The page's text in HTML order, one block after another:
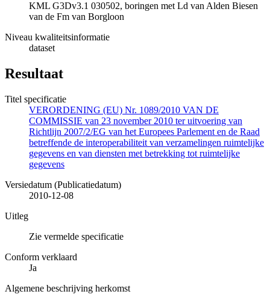
KML G3Dv3.1 030502, boringen met Ld van Alden Biesen
van de Fm van Borgloon
Niveau kwaliteitsinformatie
dataset
Resultaat
Titel specificatie
VERORDENING (EU) Nr. 1089/2010 VAN DE
COMMISSIE van 23 november 2010 ter uitvoering van
Richtlijn 2007/2/EG van het Europees Parlement en de Raad
betreffende de interoperabiliteit van verzamelingen ruimtelijke
gegevens en van diensten met betrekking tot ruimtelijke
gegevens
Versiedatum (Publicatiedatum)
2010-12-08
Uitleg
Zie vermelde specificatie
Conform verklaard
Ja
Algemene beschrijving herkomst